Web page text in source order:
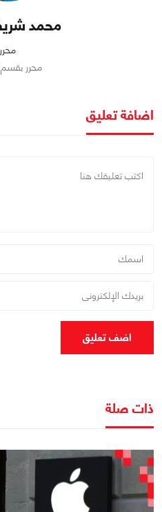
محمد
محرر
محرر بقسم
اضافة تعليق
اضف تعليق
ذات صلة